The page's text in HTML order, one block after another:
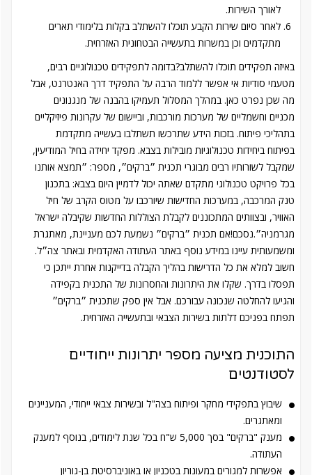
לאורך השירות.
לאחר סיום שירות הקבע תוכלו להשתלב בקלות בלימודי תארים
מתקדמים וכן במשרות בתעשייה הבטחונית האזרחית.
באיזה תפקידים תוכלו להשתלב?בדומה לתפקידים טכנולוגיים רבים,
מטעמי סודיות אי אפשר ללמוד הרבה על התפקיד דרך האנטרנט, אבל
מה שכן נפרט כאן. במהלך המסלול תעמיקו בהבנה של מנגנונים
מכניים וחשמליים של מערכות מורכבות, וביישום של עקרונות פיזיקליים
בתהליכי פיתוח. בזכות הידע שתרכשו תשתלבו בעשייה מתקדמת
בפיתוח ביחידות טכנולוגיות מובילות בצבא. מפקד יחידה בחיל המודיעין,
שמקבל לשורותיו רבים מבוגרי תכנית ״ברקים״, מספר: ״תמצא אותנו
בכל פרויקט טכנולוגי מתקדם שאתה יכול לדמיין היום בצבא: בתכנון
טנק המרכבה, במערכות החדישות שיורכבו על מטוס הקרב של חיל
האוויר, ובצוותים המתכוננים לקבלת הצוללות החדשות שקיבלה ישראל
מגרמניה״.נסכם!אם תכנית ״ברקים״ נשמעת לכם מעניינת, מאתגרת
ומשמעותית עיינו במידע נוסף באתר העתודה האקדמית ובאתר צה״ל.
חשוב למלא את כל הדרישות בהליך הקבלה בדייקנות אחרת ייתכן כי
תפסלו בדרך. שקלו את היתרונות והחסרונות של התכנית בקפידה
והגיעו להחלטה שנכונה עבורכם. אבל אין ספק שתכנית ״ברקים״
תפתח בפניכם דלתות בשירות הצבאי ובתעשייה האזרחית.
התוכנית מציעה מספר יתרונות ייחודיים
לסטודנטים
שיבוץ בתפקידי מחקר ופיתוח בצה"ל ובשירות צבאי ייחודי, המעניינים
ומאתגרים.
מענק "ברקים" בסך 5,000 ש"ח בכל שנת לימודים, בנוסף למענק
העתודה.
אפשרות למגורים במעונות בטכניון או באוניברסיטת בן-גוריון